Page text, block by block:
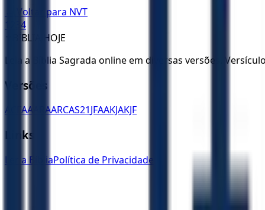
← Voltar para NVT
1
4
BÍBLIA HOJE
Leia a Bíblia Sagrada online em diversas versões.
Versões
ACFAA ARAARCAS21JFAAKJAKJF
Links
Ler a BíbliaPolítica de Privacidade